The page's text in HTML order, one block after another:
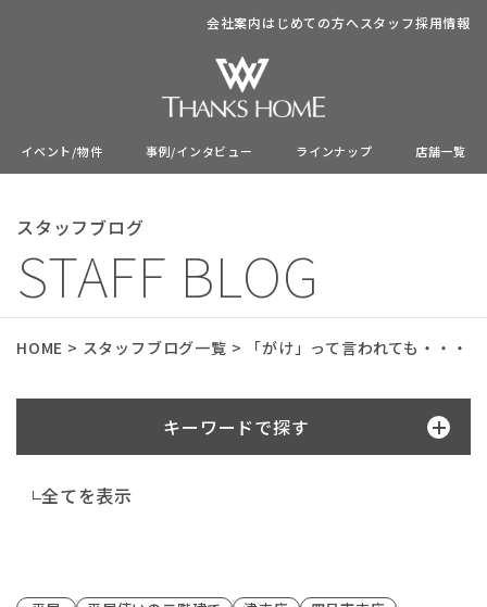
イベント/物件 事例/インタビュー ラインナップ 店舗一覧
会社案内はじめての方へスタッフ採用情報
スタッフブログ
STAFF BLOG
HOME > スタッフブログ一覧 > 「がけ」って言われても・・・
キーワードで探す
全てを表示